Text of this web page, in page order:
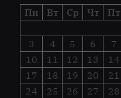
Пн
Вт Ср Чт Пт
3
4 5 6 7
10
11 12 13 14
17
18 19 20 21
24
25 26 27 28